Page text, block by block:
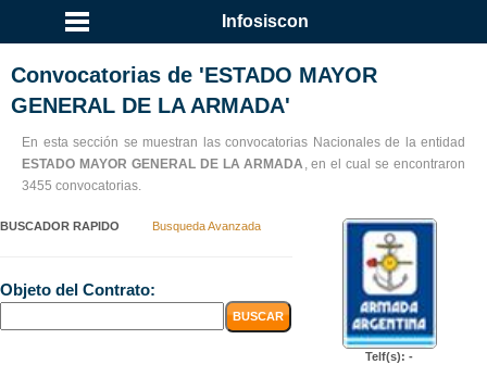
Infosiscon
Convocatorias de 'ESTADO MAYOR
GENERAL DE LA ARMADA'
En esta sección se muestran las convocatorias Nacionales de la entidad
ESTADO MAYOR GENERAL DE LA ARMADA , en el cual se encontraron
3455 convocatorias.
BUSCADOR RAPIDO Busqueda Avanzada
Objeto del Contrato:
Telf(s): -